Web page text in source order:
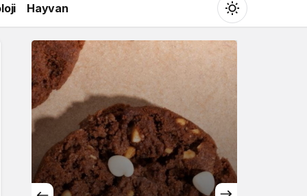
Hayvan
Mod
değiştir
Gündüz Modu
Gündüz modunu seçin.
Gece Modu
Gece modunu seçin.